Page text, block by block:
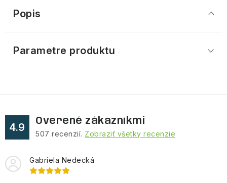
Popis
Parametre produktu
4.9
Overené zákazníkmi
507 recenzií. Zobraziť všetky recenzie
Gabriela Nedecká